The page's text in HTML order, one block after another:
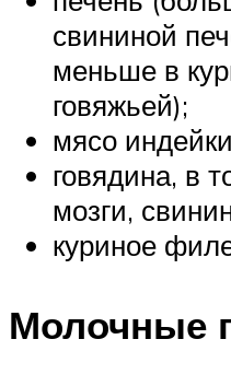
свининой
меньше в
говяжьей);
мясо
говядина, в
мозги,
куриное
Молочные